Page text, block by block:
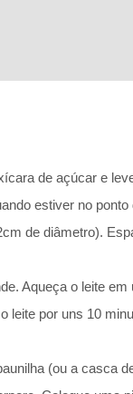
de açúcar e
estiver no ponto
de diâmetro).
Aqueça o leite em
leite por uns 10
(ou a casca